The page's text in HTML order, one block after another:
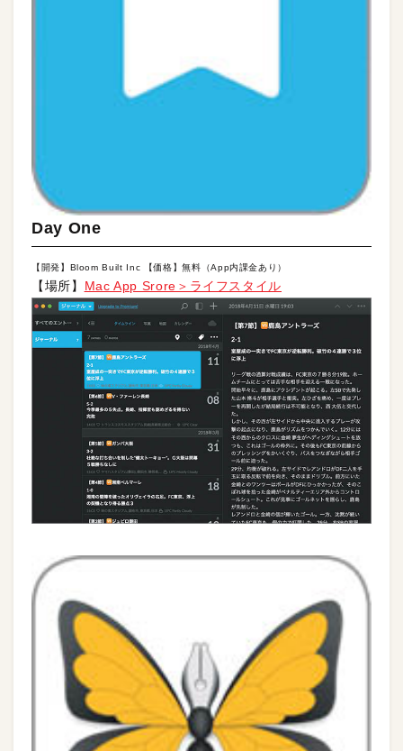
Day One
【開発】Bloom Built Inc 【価格】無料（App内課金あり）
【場所】 Mac App Srore＞ライフスタイル